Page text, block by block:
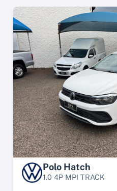
Polo Hatch
1.0 4P MPI TRACK